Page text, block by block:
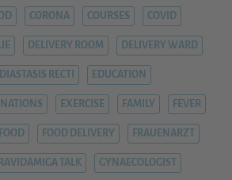
CORONA COURSES COVID
DELIVERY ROOM DELIVERY WARD
DIASTASIS RECTI EDUCATION
EXERCISE FAMILY FEVER
FOOD FOOD DELIVERY FRAUENARZT
TALK GYNAECOLOGIST